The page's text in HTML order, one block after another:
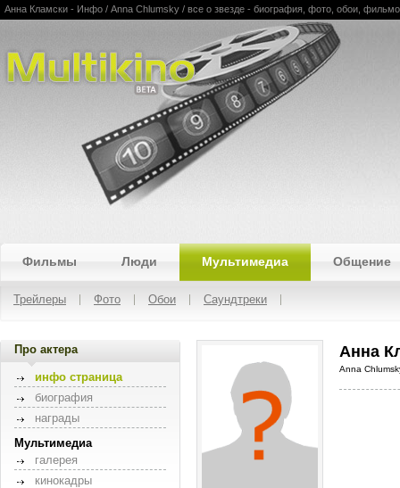
Multikino
Анна Кламски - Инфо / Anna Chlumsky / все о звезде - биография, фото, обои,
Фильмы Люди Мультимедиа Общение
Трейлеры Фото Обои Саундтреки
Про актера
инфо страница
биография
награды
Мультимедиа
галерея
кинокадры
Анна
Anna